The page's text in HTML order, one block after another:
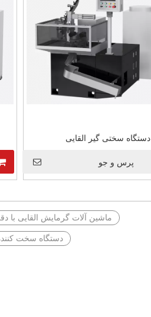
دستگاه سختی گیر القایی
پرس و جو
ماشین آلات گرمایش القایی با
دستگاه سخت